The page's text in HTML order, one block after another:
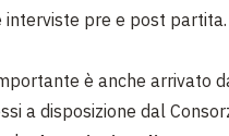
interviste pre e post partita.
è anche arrivato
a disposizione dal